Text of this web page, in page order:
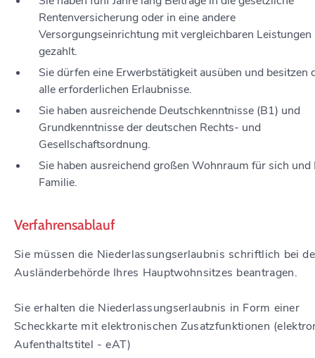
Rentenversicherung oder in eine andere
Versorgungseinrichtung mit vergleichbaren Leistungen
gezahlt.
Sie dürfen eine Erwerbstätigkeit ausüben und besitzen
alle erforderlichen Erlaubnisse.
Sie haben ausreichende Deutschkenntnisse (B1) und
Grundkenntnisse der deutschen Rechts- und
Gesellschaftsordnung.
Sie haben ausreichend großen Wohnraum für sich und
Familie.
Verfahrensablauf
Sie müssen die Niederlassungserlaubnis schriftlich bei
Ausländerbehörde Ihres Hauptwohnsitzes beantragen.
Sie erhalten die Niederlassungserlaubnis in Form einer
Scheckkarte mit elektronischen Zusatzfunktionen
Aufenthaltstitel - eAT)